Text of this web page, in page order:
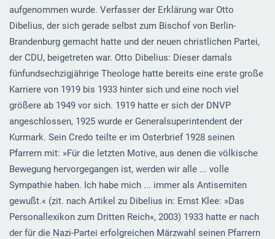
aufgenommen wurde. Verfasser der Erklärung war Otto
Dibelius, der sich gerade selbst zum Bischof von Berlin-
Brandenburg gemacht hatte und der neuen christlichen Partei,
der CDU, beigetreten war. Otto Dibelius: Dieser damals
fünfundsechzigjährige Theologe hatte bereits eine erste große
Karriere von 1919 bis 1933 hinter sich und eine noch viel
größere ab 1949 vor sich. 1919 hatte er sich der DNVP
angeschlossen, 1925 wurde er Generalsuperintendent der
Kurmark. Sein Credo teilte er im Osterbrief 1928 seinen
Pfarrern mit: »Für die letzten Motive, aus denen die völkische
Bewegung hervorgegangen ist, werden wir alle ... volle
Sympathie haben. Ich habe mich ... immer als Antisemiten
gewußt.« (zit. nach Artikel zu Dibelius in: Ernst Klee: »Das
Personallexikon zum Dritten Reich«, 2003) 1933 hatte er nach
der für die Nazi-Partei erfolgreichen Märzwahl seinen Pfarrern